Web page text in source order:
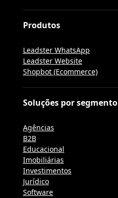
Produtos
Leadster WhatsApp
Leadster Website
Shopbot (Ecommerce)
Soluções por segmento
Agências
B2B
Educacional
Imobiliárias
Investimentos
Jurídico
Software